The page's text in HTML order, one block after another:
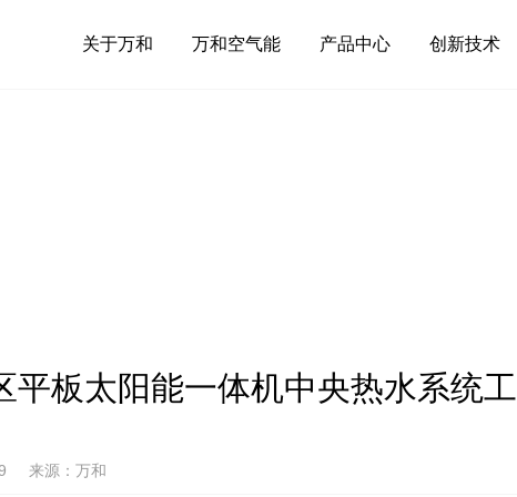
关于万和 万和空气能 产品中心 创新技术
平板太阳能一体机中央热水系统工
来源：万和